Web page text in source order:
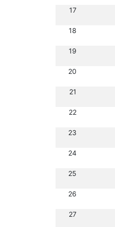
17
18
19
20
21
22
23
24
25
26
27